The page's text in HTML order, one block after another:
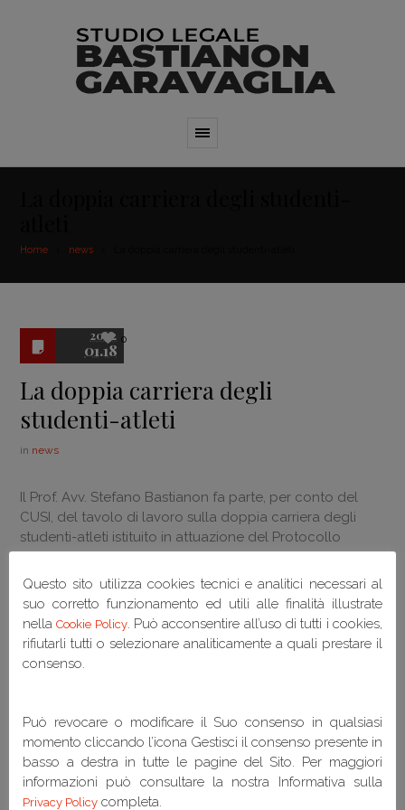
Home news
2022
01.18
0
La doppia carriera degli
studenti-atleti
in news
Il Prof. Avv. Stefano Bastianon fa parte, per conto del
CUSI, del tavolo di lavoro sulla doppia carriera degli
studenti-atleti istituito in attuazione del Protocollo
d’intesa firmato il 2 luglio 2020 tra CONI, CUSI e Unisport
scarica l'allegato completo
Articoli recenti
Questo sito utilizza cookies tecnici e analitici necessari al
suo corretto funzionamento ed utili alle finalità illustrate
nellaCookie Policy. Può acconsentire all’uso di tutti i cookies,
rifiutarli tutti o selezionare analiticamente a quali prestare il
consenso.
Può revocare o modificare il Suo consenso in qualsiasi
momento cliccando l’icona Gestisci il consenso presente in
basso a destra in tutte le pagine del Sito. Per maggiori
informazioni può consultare la nostra Informativa sulla
Privacy Policy completa.